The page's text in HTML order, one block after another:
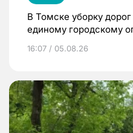
В Томске уборку
единому городскому
16:07 / 05.08.26